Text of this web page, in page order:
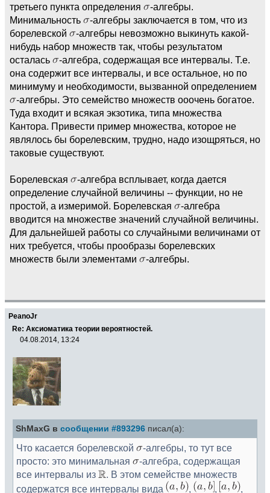
третьего пункта определения
-алгебры.
Минимальность
-алгебры заключается в том, что из
борелевской
-алгебры невозможно выкинуть какой-
нибудь набор множеств так, чтобы результатом
осталась
-алгебра, содержащая все интервалы. Т.е.
она содержит все интервалы, и все остальное, но по
минимуму и необходимости, вызванной определением
-алгебры. Это семейство множеств ооочень богатое.
Туда входит и всякая экзотика, типа множества
Кантора. Привести пример множества, которое не
являлось бы борелевским, трудно, надо изощряться, но
таковые существуют.
Борелевская
-алгебра всплывает, когда дается
определение случайной величины -- функции, но не
простой, а измеримой. Борелевская
-алгебра
вводится на множестве значений случайной величины.
Для дальнейшей работы со случайными величинами от
них требуется, чтобы прообразы борелевских
множеств были элементами
-алгебры.
PeanoJr
Re: Аксиоматика теории вероятностей.
04.08.2014, 13:24
ShMaxG в сообщении #893296 писал(а):
Что касается борелевской
-алгебры, то тут все
просто: это минимальная
-алгебра, содержащая
все интервалы из
. В этом семействе множеств
содержатся все интервалы вида
, , ,